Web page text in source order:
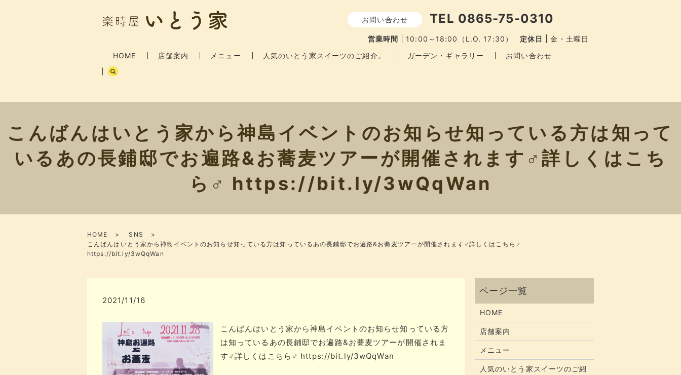
HOME 店舗案内 メニュー 人気のいとう家スイーツのご紹介。 ガーデン・ギャラリー お問い合わせ
お問い合わせ TEL 0865-75-0310
営業時間 10:00～18:00（L.O. 17:30） 定休日 金・土曜日
こんばんはいとう家から神島イベントのお知らせ知っている方は知って
いるあの長鋪邸でお遍路&お蕎麦ツアーが開催されます‍♂️詳しくはこち
ら‍♂️ https://bit.ly/3wQqWan
HOME
SNS
こんばんはいとう家から神島イベントのお知らせ知っている方は知っているあの長鋪邸でお遍路&お蕎麦ツアーが開催されます‍♂️詳しくはこちら‍♂️
https://bit.ly/3wQqWan
2021/11/16
こんばんはいとう家から神島イベントのお知らせ知っている方
は知っているあの長鋪邸でお遍路&お蕎麦ツアーが開催されま
す‍♂️詳しくはこちら‍♂️ https://bit.ly/3wQqWan
HOME
店舗案内
メニュー
人気のいとう家スイーツのご紹